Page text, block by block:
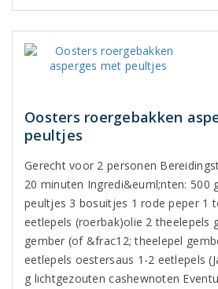
Oosters roergebakken
peultjes
Gerecht voor 2 personen
20 minuten Ingredi&euml;nten: 500
peultjes 3 bosuitjes 1 rode peper 1
eetlepels (roerbak)olie 2 theelepels
gember (of &frac12; theelepel
eetlepels oestersaus 1-2 eetlepels
g lichtgezouten cashewnoten